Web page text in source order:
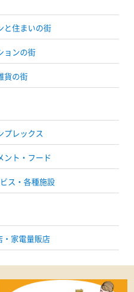
と住まいの街
ョンの街
貨の街
プレックス
ント・フード
ス・各種施設
家電量販店